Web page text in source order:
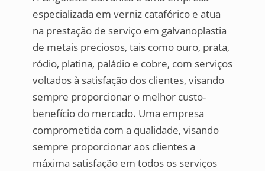
especializada em verniz catafórico e atua
na prestação de serviço em galvanoplastia
de metais preciosos, tais como ouro, prata,
ródio, platina, paládio e cobre, com serviços
voltados à satisfação dos clientes, visando
sempre proporcionar o melhor custo-
benefício do mercado. Uma empresa
comprometida com a qualidade, visando
sempre proporcionar aos clientes a
máxima satisfação em todos os serviços